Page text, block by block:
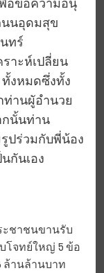
อขอความอนุ
นนอุดมสุข
ทร์
าะห์เปลี่ยน
งหมดซึ่งทั้ง
ท่านผูัอำนวย
กนั้นท่าน
รูปร่วมกับพี่น้อง
กันเอง
ะชาชนขานรับ
โจทย์ใหญ่ 5 ข้อ
ล้านล้านบาท